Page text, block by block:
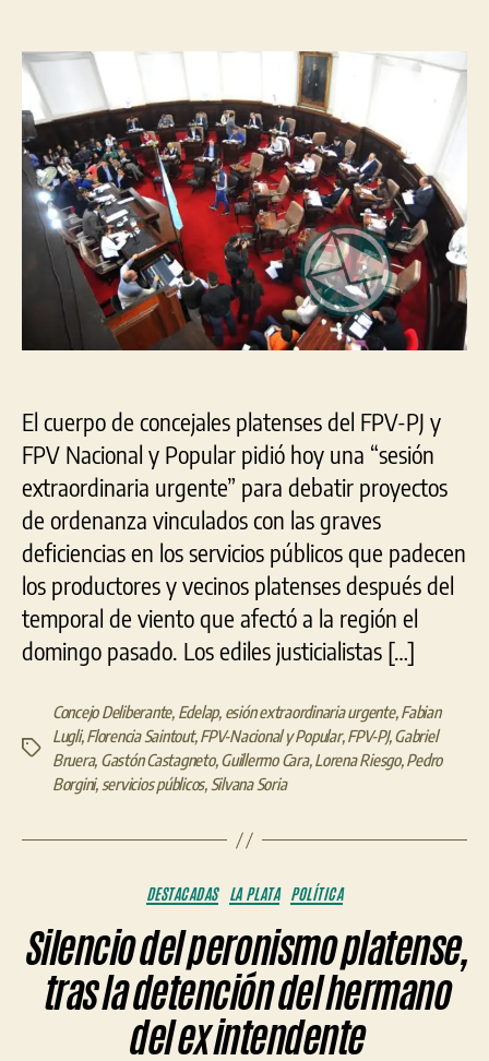
quieren
«Sesión
Extraordinaria
Urgente»
por
deficiencias
de
los
servicios
públicos
El cuerpo de concejales platenses del FPV-PJ y
FPV Nacional y Popular pidió hoy una “sesión
extraordinaria urgente” para debatir proyectos
de ordenanza vinculados con las graves
deficiencias en los servicios públicos que padecen
los productores y vecinos platenses después del
temporal de viento que afectó a la región el
domingo pasado. Los ediles justicialistas […]
Etiquetas
Concejo Deliberante, Edelap, esión extraordinaria urgente,Fabian
Lugli,Florencia Saintout,FPV-Nacional y Popular,FPV-PJ,Gabriel
Bruera, Gastón Castagneto,Guillermo Cara,Lorena Riesgo,Pedro
Borgini, servicios públicos, Silvana Soria
Categorías
DESTACADAS LA PLATA POLÍTICA
Silencio del peronismo platense,
tras la detención del hermano
del ex intendente